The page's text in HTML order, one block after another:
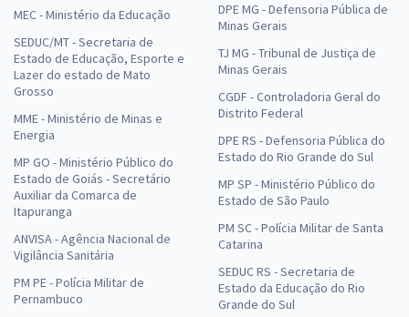
MEC - Ministério da Educação
SEDUC/MT - Secretaria de
Estado de Educação, Esporte e
Lazer do estado de Mato
Grosso
MME - Ministério de Minas e
Energia
MP GO - Ministério Público do
Estado de Goiás - Secretário
Auxiliar da Comarca de
Itapuranga
ANVISA - Agência Nacional de
Vigilância Sanitária
PM PE - Polícia Militar de
Pernambuco
DPE MG - Defensoria Pública de
Minas Gerais
TJ MG - Tribunal de Justiça de
Minas Gerais
CGDF - Controladoria Geral do
Distrito Federal
DPE RS - Defensoria Pública do
Estado do Rio Grande do Sul
MP SP - Ministério Público do
Estado de São Paulo
PM SC - Polícia Militar de Santa
Catarina
SEDUC RS - Secretaria de
Estado da Educação do Rio
Grande do Sul